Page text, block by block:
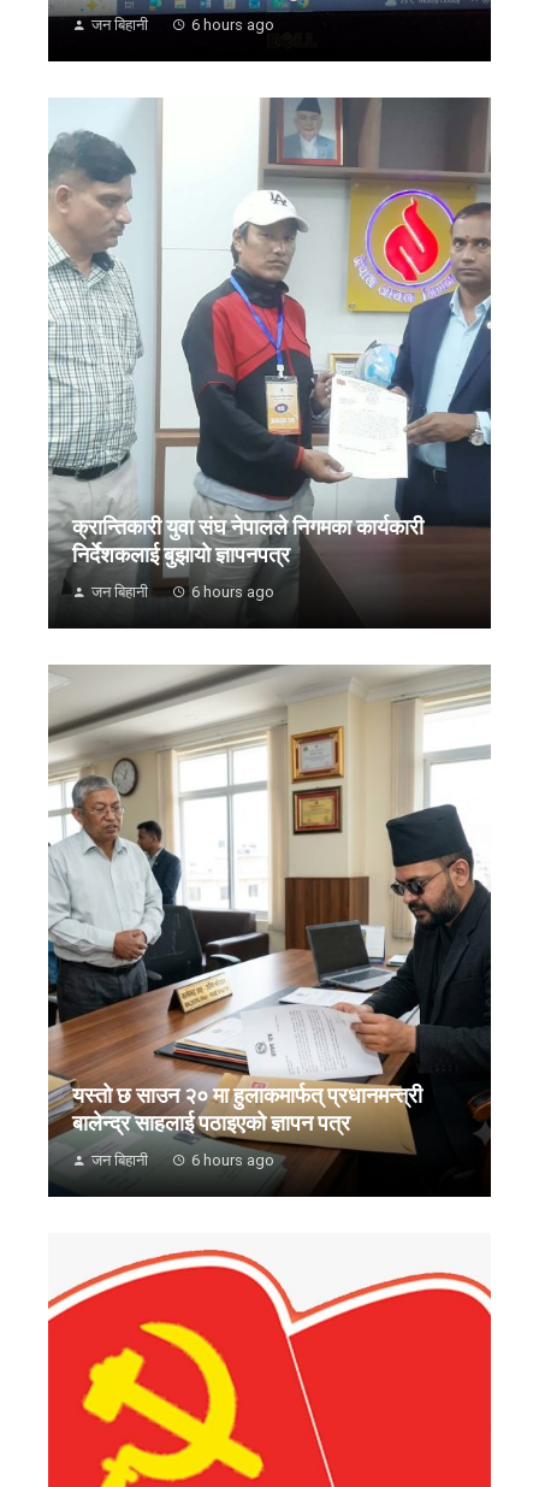
जन बिहानी 6 hours ago
क्रान्तिकारी युवा संघ नेपालले निगमका कार्यकारी
निर्देशकलाई बुझायाे ज्ञापनपत्र
जन बिहानी 6 hours ago
यस्तो छ साउन २० मा हुलाकमार्फत् प्रधानमन्त्री
बालेन्द्र साहलाई पठाइएको ज्ञापन पत्र
जन बिहानी 6 hours ago